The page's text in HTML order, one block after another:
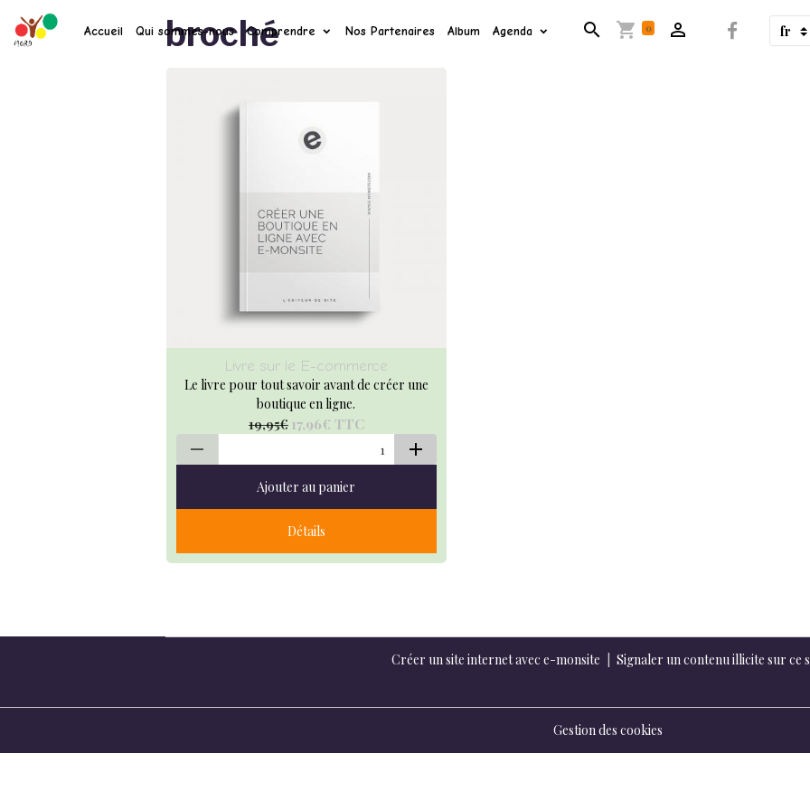
Accueil Qui sommes-nous Comprendre Nos Partenaires Album Agenda 0
broché
Livre sur le E-commerce
Le livre pour tout savoir avant de créer une
boutique en ligne.
19,95€ 17,96€ TTC
Ajouter au panier
Détails
Créer un site internet avec e-monsite Signaler un contenu illicite sur ce
Gestion des cookies